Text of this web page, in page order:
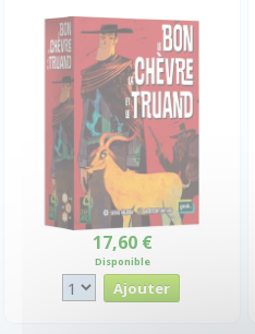
17,60 €
Disponible